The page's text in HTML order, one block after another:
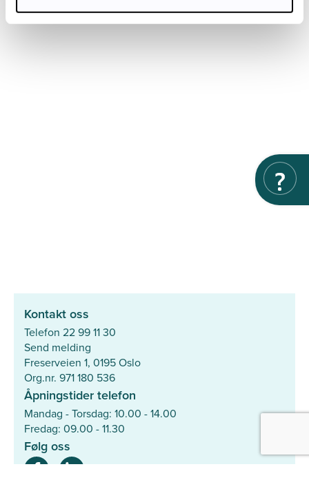
Kontakt oss
Telefon 22 99 11 30
Send melding
Freserveien 1, 0195 Oslo
Org.nr. 971 180 536
Åpningstider telefon
Mandag - Torsdag: 10.00 - 14.00
Fredag: 09.00 - 11.30
Følg oss